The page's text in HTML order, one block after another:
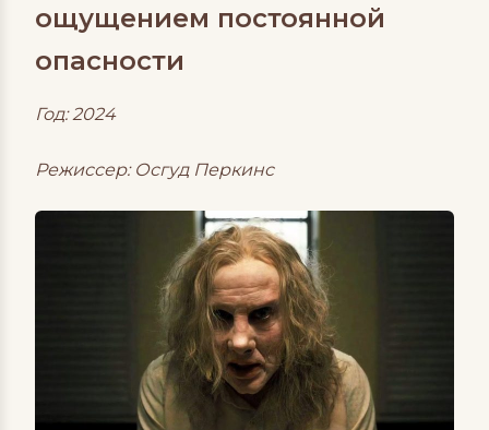
ощущением постоянной
опасности
Год: 2024
Режиссер: Осгуд Перкинс